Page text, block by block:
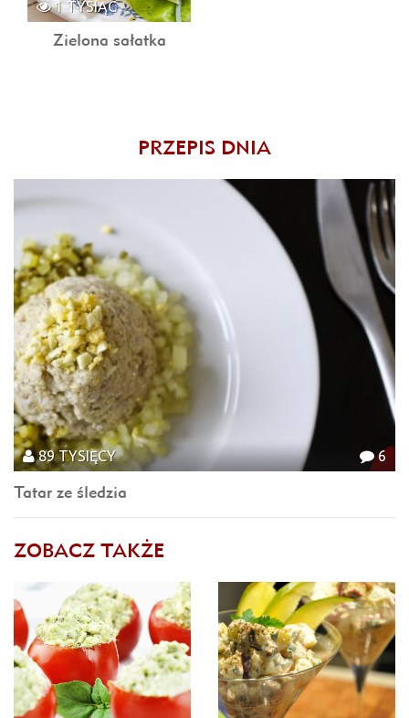
1 TYSIĄC
Zielona sałatka
PRZEPIS DNIA
6
89 TYSIĘCY
Tatar ze śledzia
ZOBACZ TAKŻE